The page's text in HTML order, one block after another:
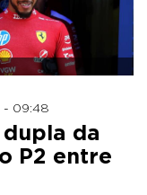
- 09:48
dupla da
P2 entre